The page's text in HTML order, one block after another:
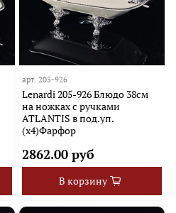
арт. 205-926
Lenardi 205-926 Блюдо 38см
на ножках с ручками
ATLANTIS в под.уп.
(х4)Фарфор
2862.00 руб
В корзину